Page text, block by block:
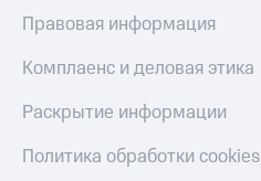
Правовая информация
Комплаенс и деловая этика
Раскрытие информации
Политика обработки cookies